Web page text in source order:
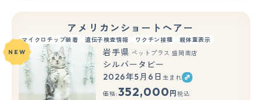
アメリカンショートヘアー
マイクロチップ装着 遺伝子検査情報 ワクチン接種 親体重表示
もっと見る
NEW 岩手県 ペットプラス 盛岡南店
シルバータビー
2026年5月6日 生まれ
価格:352,000 円 税込